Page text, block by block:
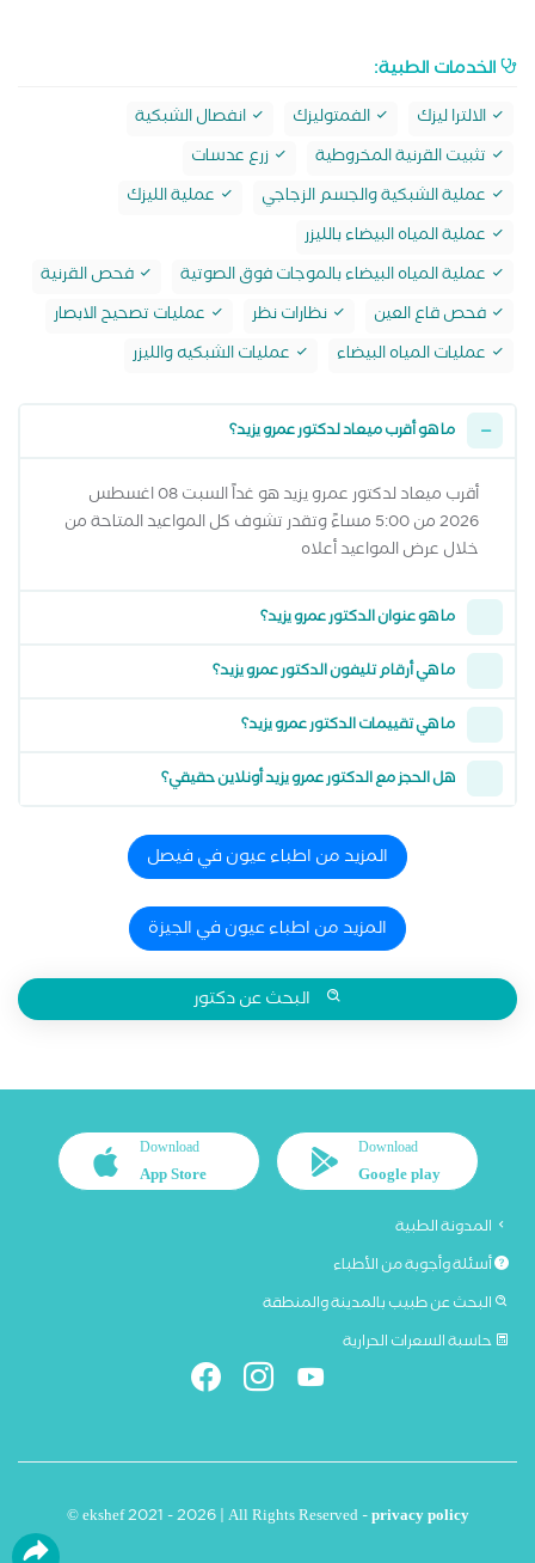
الخدمات الطبية:
الالترا ليزك الفمتوليزك
انفصال الشبكية
تثبيت القرنية المخروطية
زرع عدسات
عملية الشبكية والجسم الزجاجي
عملية الليزك
عملية المياه البيضاء بالليزر
عملية المياه البيضاء بالموجات فوق الصوتية
فحص القرنية
فحص قاع العين
نظارات نظر
عمليات تصحيح الابصار
عمليات المياه البيضاء
عمليات الشبكيه والليزر
ما هو أقرب ميعاد لدكتور عمرو يزيد؟
أقرب ميعاد لدكتور عمرو يزيد هو غداً السبت 08 اغسطس
2026 من 5:00 مساءً وتقدر تشوف كل المواعيد المتاحة من
خلال عرض المواعيد أعلاه
ما هو عنوان الدكتور عمرو يزيد؟
ما هي أرقام تليفون الدكتور عمرو يزيد؟
ما هي تقييمات الدكتور عمرو يزيد؟
هل الحجز مع الدكتور عمرو يزيد أونلاين حقيقي؟
المزيد من اطباء عيون في فيصل
المزيد من اطباء عيون في الجيزة
البحث عن دكتور
Download
Google play
Download
App Store
المدونة الطبية
أسئلة وأجوبة من الأطباء
البحث عن طبيب بالمدينة والمنطقة
حاسبة السعرات الحرارية
© ekshef 2021 - 2026 | All Rights Reserved -privacy policy